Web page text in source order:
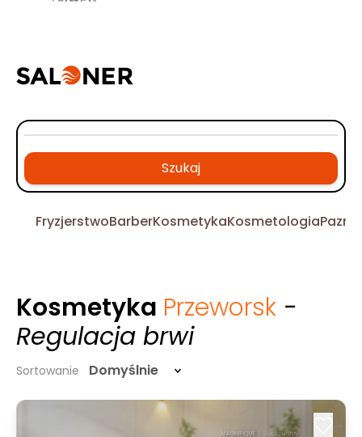
Szukaj
FryzjerstwoBarberKosmetykaKosmetologia
Kosmetyka Przeworsk -
Regulacja brwi
Sortowanie Domyślnie